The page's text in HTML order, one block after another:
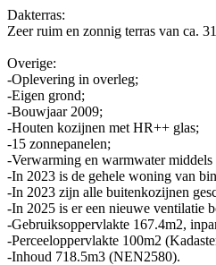
Dakterras:
Zeer ruim en zonnig terras van ca.
Overige:
-Oplevering in overleg;
-Eigen grond;
-Bouwjaar 2009;
-Houten kozijnen met HR++ glas;
-15 zonnepanelen;
-Verwarming en warmwater
-In 2023 is de gehele woning van
-In 2023 zijn alle buitenkozijnen
-In 2025 is er een nieuwe ventilatie
-Gebruiksoppervlakte 167.4m2,
-Perceeloppervlakte 100m2
-Inhoud 718.5m3 (NEN2580).